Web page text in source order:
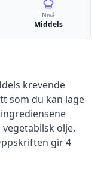
Nivå
Middels
krevende
som du kan lage
olje,
gir4